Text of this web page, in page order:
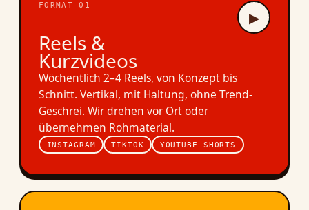
FORMAT 01
▶
Reels &
Kurzvideos
Wöchentlich 2–4 Reels, von Konzept bis
Schnitt. Vertikal, mit Haltung, ohne Trend-
Geschrei. Wir drehen vor Ort oder
übernehmen Rohmaterial.
INSTAGRAM TIKTOK YOUTUBE SHORTS